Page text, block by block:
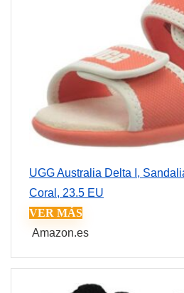
UGG Australia Delta I,
Coral, 23.5 EU
VER MÁS
Amazon.es